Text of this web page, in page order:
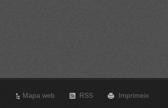
Mapa web RSS Imprimeix